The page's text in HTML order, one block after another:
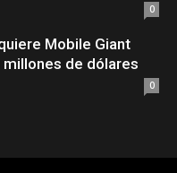
0
Mobile Giant
de dólares
0